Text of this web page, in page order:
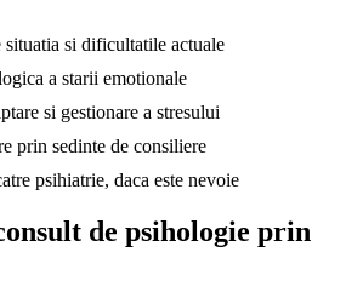
situatia si dificultatile actuale
a starii emotionale
si gestionare a stresului
prin sedinte de consiliere
psihiatrie, daca este nevoie
de psihologie prin